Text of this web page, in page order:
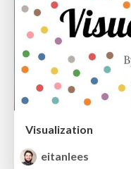
Visualization
eitanlees